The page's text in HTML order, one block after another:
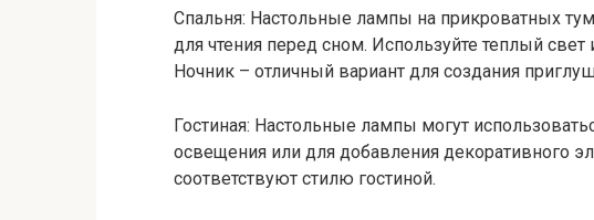
Спальня: Настольные лампы на прикроватных
для чтения перед сном. Используйте теплый
Ночник – отличный вариант для создания
Гостиная: Настольные лампы могут
освещения или для добавления декоративного
соответствуют стилю гостиной.